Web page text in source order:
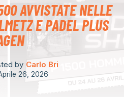
AVVISTATE NELLE
E PADEL PLUS
by Carlo Bri
26, 2026